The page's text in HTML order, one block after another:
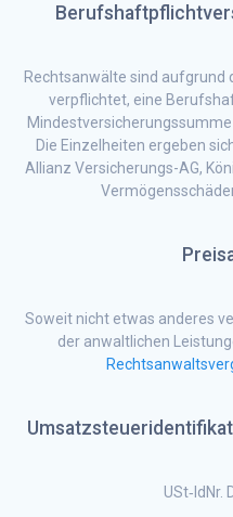
Rechtsanwälte sind aufgrund
verpflichtet, eine
Die Einzelheiten ergeben
Allianz Versicherungs-AG,
Soweit nicht etwas anderes
der anwaltlichen
USt‐IdNr.